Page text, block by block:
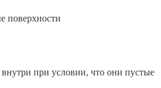
поверхности
при условии, что они пустые